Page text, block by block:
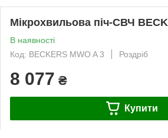
Мікрохвильова піч-СВЧ
В наявності
Код: BECKERS MWO A 3
Роздріб
8 077 ₴
Купити